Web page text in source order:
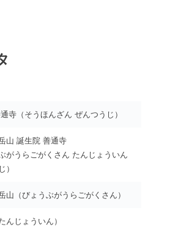
寺（そうほんざん ぜんつうじ）
山 誕生院 善通寺
がうらごがくさん たんじょういん
）
山（びょうぶがうらごがくさん）
んじょういん）